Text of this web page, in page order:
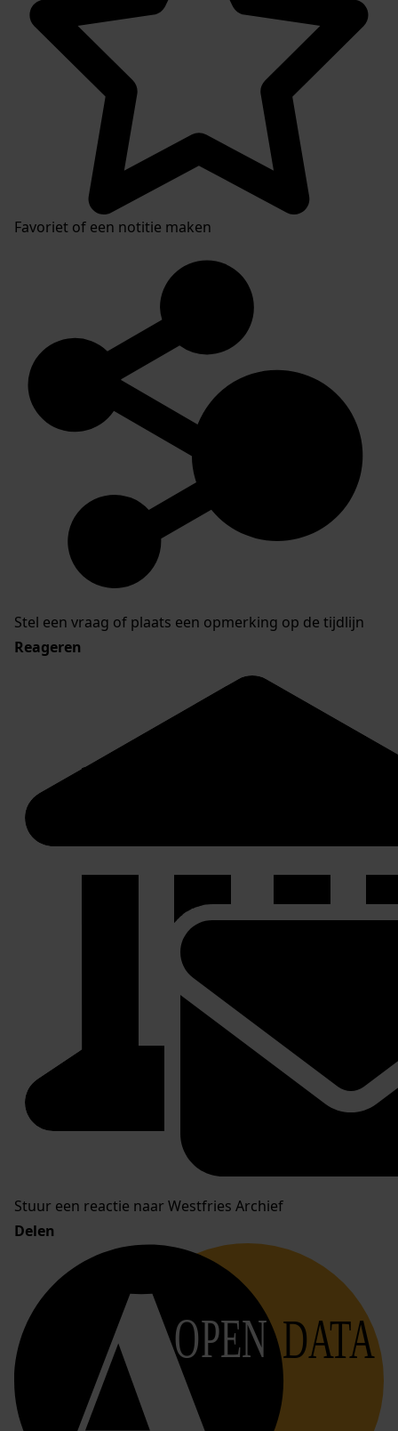
Favoriet of een notitie maken
Stel een vraag of plaats een opmerking op de tijdlijn
Reageren
Stuur een reactie naar Westfries Archief
Delen
OPEN DATA